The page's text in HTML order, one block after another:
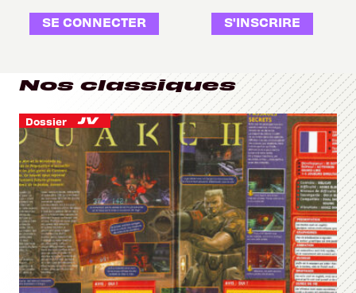
SE CONNECTER S'INSCRIRE
Nos classiques
Dossier